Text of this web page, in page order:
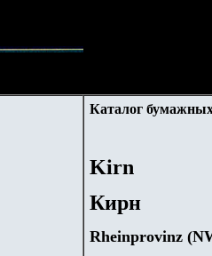
Каталог
Kirn
Кирн
Rheinprovinz